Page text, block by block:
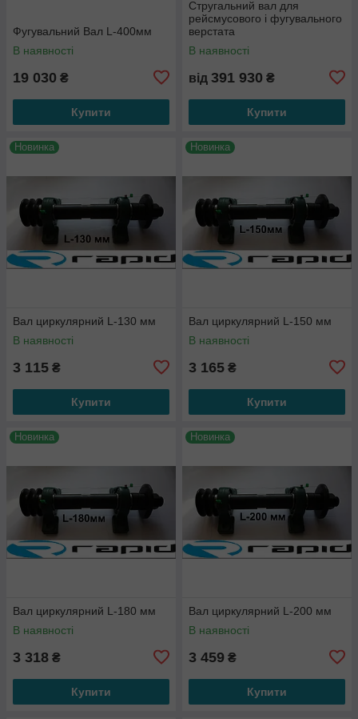
Фугувальний Вал L-400мм
В наявності
19 030 ₴
Купити
Стругальний вал для
рейсмусового і фугувального
верстата
В наявності
від 391 930 ₴
Купити
Новинка
Вал циркулярний L-130 мм
В наявності
3 115 ₴
Купити
Новинка
Вал циркулярний L-150 мм
В наявності
3 165 ₴
Купити
Новинка
Вал циркулярний L-180 мм
В наявності
3 318 ₴
Купити
Новинка
Вал циркулярний L-200 мм
В наявності
3 459 ₴
Купити